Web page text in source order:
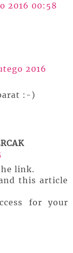
2016 00:58
2016
:-)
link.
this article
for your